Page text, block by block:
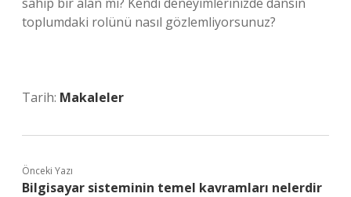
toplumdaki rolünü nasıl gözlemliyorsunuz?
Tarih: Makaleler
Önceki Yazı
Bilgisayar sisteminin temel kavramları nelerdir